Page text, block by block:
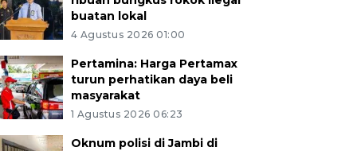
buatan lokal
4 Agustus 2026 01:00
Pertamina: Harga Pertamax
turun perhatikan daya beli
masyarakat
1 Agustus 2026 06:23
Oknum polisi di Jambi di